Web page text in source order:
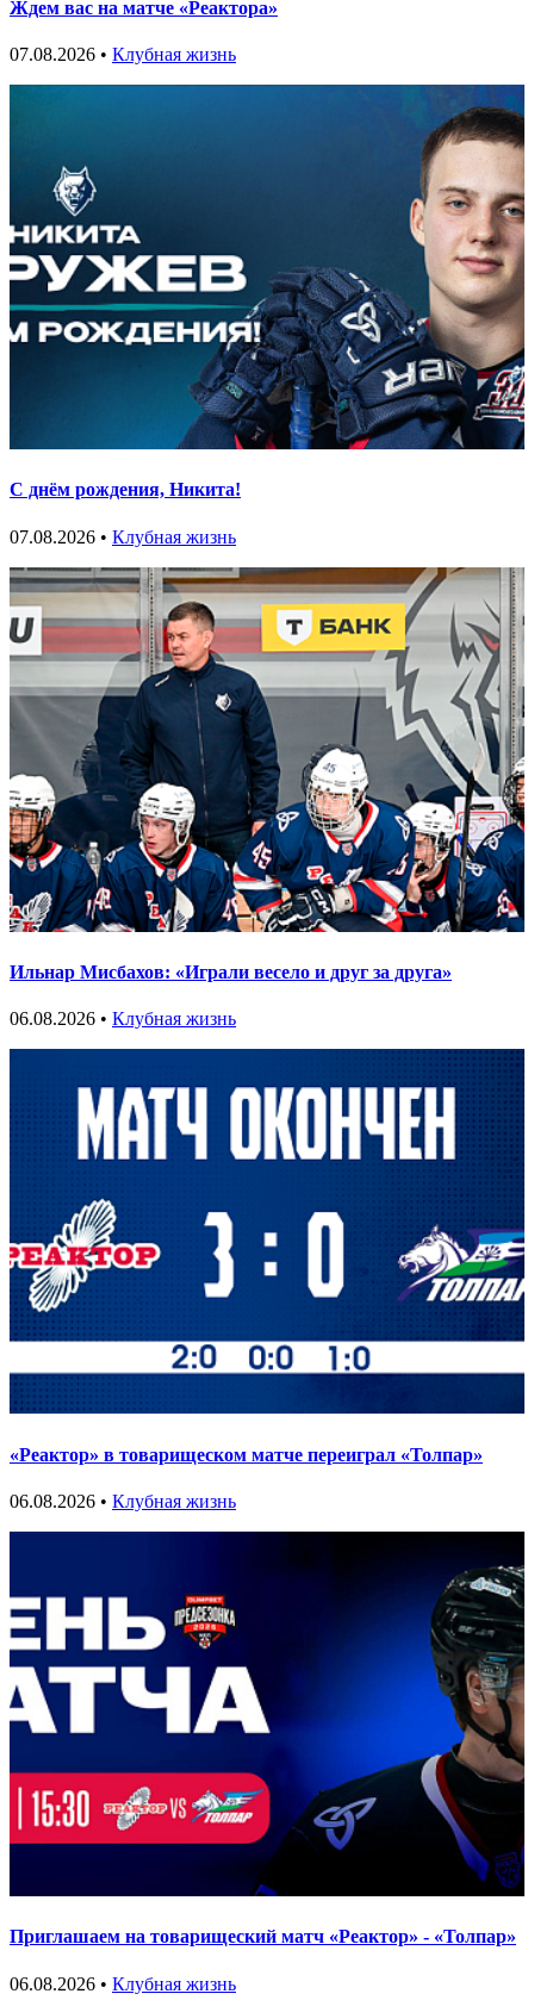
Ждем вас на матче «Реактора»
07.08.2026 • Клубная жизнь
С днём рождения, Никита!
07.08.2026 • Клубная жизнь
Ильнар Мисбахов: «Играли весело и друг за друга»
06.08.2026 • Клубная жизнь
«Реактор» в товарищеском матче переиграл «Толпар»
06.08.2026 • Клубная жизнь
Приглашаем на товарищеский матч «Реактор» - «Толпар»
06.08.2026 • Клубная жизнь